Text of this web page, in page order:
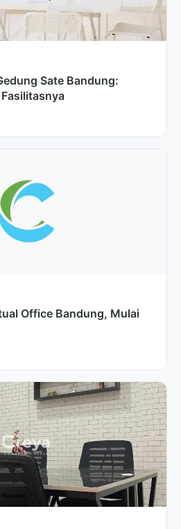
Sate Bandung:
Office Bandung, Mulai